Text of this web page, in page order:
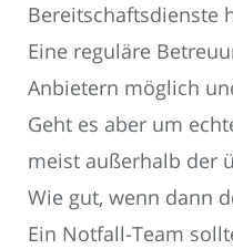
Bereitschaftsdienste
Eine reguläre
Anbietern möglich
Geht es aber um
meist außerhalb der
Wie gut, wenn dann
Ein Notfall-Team